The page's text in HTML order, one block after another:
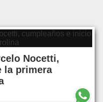
Nocetti,
la primera